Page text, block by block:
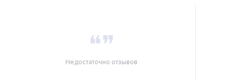
❝❞
Недостаточно отзывов